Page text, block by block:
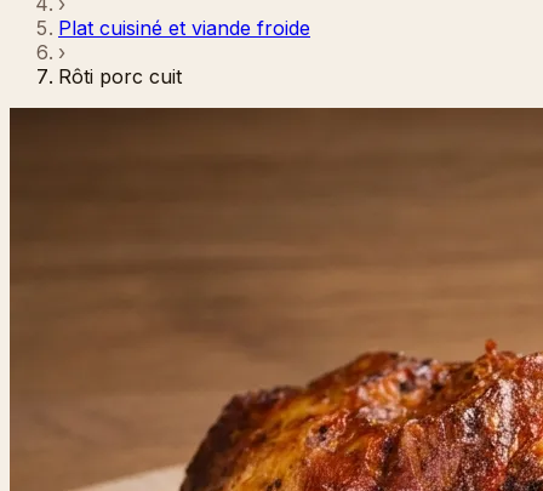
Plat cuisiné et viande froide
›
Rôti porc cuit